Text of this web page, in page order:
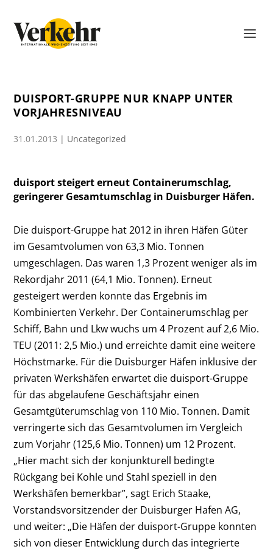
DUISPORT-GRUPPE NUR KNAPP UNTER
VORJAHRESNIVEAU
31.01.2013 | Uncategorized
duisport steigert erneut Containerumschlag,
geringerer Gesamtumschlag in Duisburger Häfen.
Die duisport-Gruppe hat 2012 in ihren Häfen Güter
im Gesamtvolumen von 63,3 Mio. Tonnen
umgeschlagen. Das waren 1,3 Prozent weniger als im
Rekordjahr 2011 (64,1 Mio. Tonnen). Erneut
gesteigert werden konnte das Ergebnis im
Kombinierten Verkehr. Der Containerumschlag per
Schiff, Bahn und Lkw wuchs um 4 Prozent auf 2,6 Mio.
TEU (2011: 2,5 Mio.) und erreichte damit eine weitere
Höchstmarke. Für die Duisburger Häfen inklusive der
privaten Werkshäfen erwartet die duisport-Gruppe
für das abgelaufene Geschäftsjahr einen
Gesamtgüterumschlag von 110 Mio. Tonnen. Damit
verringerte sich das Gesamtvolumen im Vergleich
zum Vorjahr (125,6 Mio. Tonnen) um 12 Prozent.
„Hier macht sich der konjunkturell bedingte
Rückgang bei Kohle und Stahl speziell in den
Werkshäfen bemerkbar”, sagt Erich Staake,
Vorstandsvorsitzender der Duisburger Hafen AG,
und weiter: „Die Häfen der duisport-Gruppe konnten
sich von dieser Entwicklung durch das integrierte